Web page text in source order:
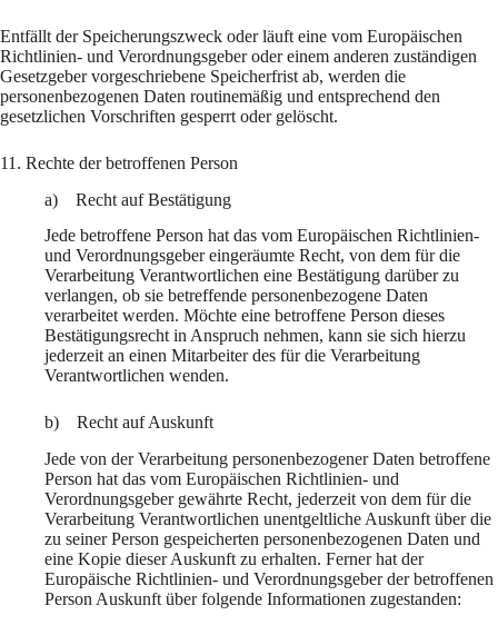
Entfällt der Speicherungszweck oder läuft eine vom Europäischen
Richtlinien- und Verordnungsgeber oder einem anderen zuständigen
Gesetzgeber vorgeschriebene Speicherfrist ab, werden die
personenbezogenen Daten routinemäßig und entsprechend den
gesetzlichen Vorschriften gesperrt oder gelöscht.
11. Rechte der betroffenen Person
a) Recht auf Bestätigung
Jede betroffene Person hat das vom Europäischen Richtlinien-
und Verordnungsgeber eingeräumte Recht, von dem für die
Verarbeitung Verantwortlichen eine Bestätigung darüber zu
verlangen, ob sie betreffende personenbezogene Daten
verarbeitet werden. Möchte eine betroffene Person dieses
Bestätigungsrecht in Anspruch nehmen, kann sie sich hierzu
jederzeit an einen Mitarbeiter des für die Verarbeitung
Verantwortlichen wenden.
b) Recht auf Auskunft
Jede von der Verarbeitung personenbezogener Daten betroffene
Person hat das vom Europäischen Richtlinien- und
Verordnungsgeber gewährte Recht, jederzeit von dem für die
Verarbeitung Verantwortlichen unentgeltliche Auskunft über die
zu seiner Person gespeicherten personenbezogenen Daten und
eine Kopie dieser Auskunft zu erhalten. Ferner hat der
Europäische Richtlinien- und Verordnungsgeber der betroffenen
Person Auskunft über folgende Informationen zugestanden: